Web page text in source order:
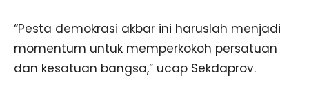
“Pesta demokrasi akbar ini haruslah menjadi
momentum untuk memperkokoh persatuan
dan kesatuan bangsa,” ucap Sekdaprov.